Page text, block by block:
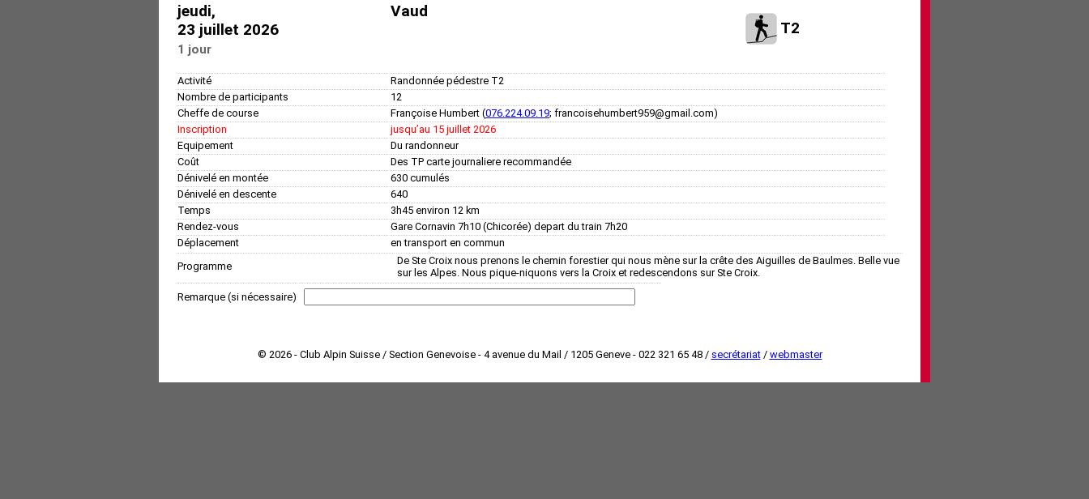
jeudi,
23 juillet 2026
1 jour
Vaud
T2
Activité
Randonnée pédestre T2
Nombre de participants
12
Cheffe de course
Françoise Humbert (076.224.09.19; francoisehumbert959@gmail.com)
Inscription
jusquʼau 15 juillet 2026
Equipement
Du randonneur
Coût
Des TP carte journaliere recommandée
Dénivelé en montée
630 cumulés
Dénivelé en descente
640
Temps
3h45 environ 12 km
Rendez-vous
Gare Cornavin 7h10 (Chicorée) depart du train 7h20
Déplacement
en transport en commun
Programme
De Ste Croix nous prenons le chemin forestier qui nous mène sur la crête des Aiguilles de Baulmes. Belle vue
sur les Alpes. Nous pique-niquons vers la Croix et redescendons sur Ste Croix.
Remarque (si nécessaire)
© 2026 - Club Alpin Suisse / Section Genevoise - 4 avenue du Mail / 1205 Geneve - 022 321 65 48 / secrétariat/ webmaster